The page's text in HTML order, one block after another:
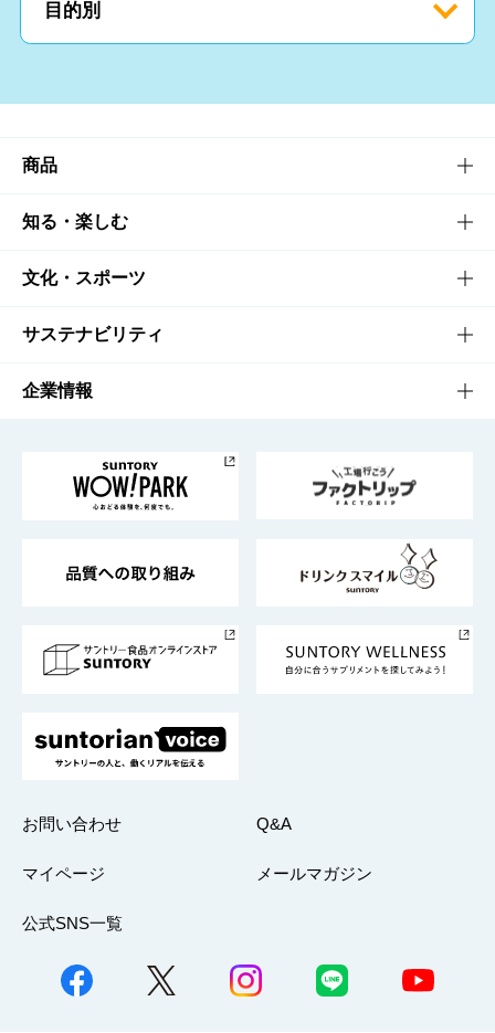
目的別
商品
商品TOP
商品一覧
商品発売情報
栄養成分一覧
知る・楽しむ
知る・楽しむTOP
キャンペーン
工場見学
地域情報
文化・スポーツ
文化・スポーツTOP
サントリーホール
サントリーサンバーズ大阪
サステナビリティ
サステナビリティTOP
サントリーが考えるサステナビリティ経営
企業情報
企業概要
採用情報
お問い合わせ Q&A
マイページ メールマガジン
公式SNS一覧